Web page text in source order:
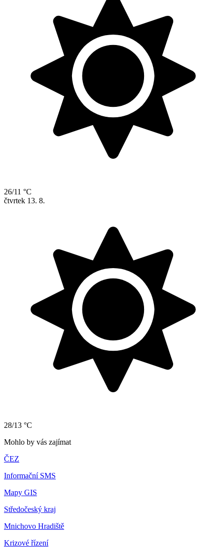
26/11 °C
čtvrtek 13. 8.
28/13 °C
Mohlo by vás zajímat
ČEZ
Informační SMS
Mapy GIS
Středočeský kraj
Mnichovo Hradiště
Krizové řízení